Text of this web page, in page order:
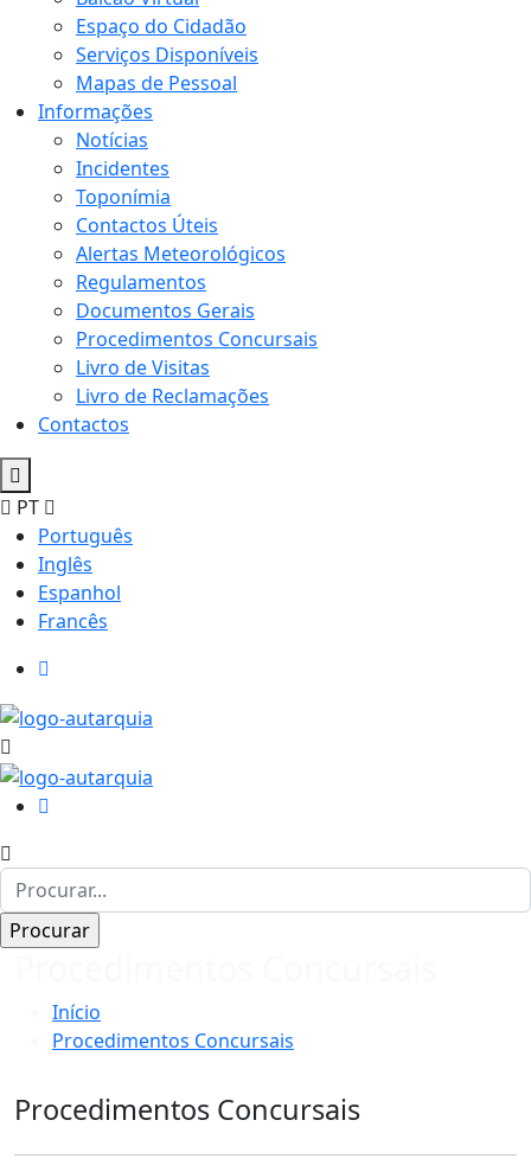
Espaço do Cidadão
Serviços Disponíveis
Mapas de Pessoal
Informações
Notícias
Incidentes
Toponímia
Contactos Úteis
Alertas Meteorológicos
Regulamentos
Documentos Gerais
Procedimentos Concursais
Livro de Visitas
Livro de Reclamações
Contactos
PT
Português
Inglês
Espanhol
Francês
Início
Procedimentos Concursais
Procedimentos Concursais